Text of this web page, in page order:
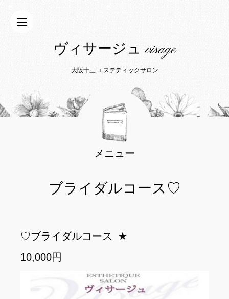
ヴィサージュ visage
大阪十三 エステティックサロン
メニュー
ブライダルコース♡
♡ブライダルコース
★
10,000円